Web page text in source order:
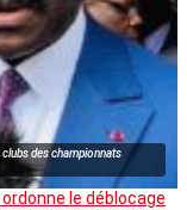
des championnats
le déblocage